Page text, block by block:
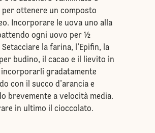
ottenere un composto
Incorporare le uova uno alla
ogni uovo per 1⁄2
la farina, l’Epifin, la
budino, il cacao e il lievito in
gradatamente
con il succo d’arancia e
brevemente a velocità media.
in ultimo il cioccolato.